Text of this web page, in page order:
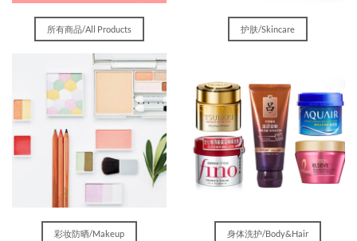
所有商品/All Products 护肤/Skincare
彩妆防晒/Makeup 身体洗护/Body&Hair